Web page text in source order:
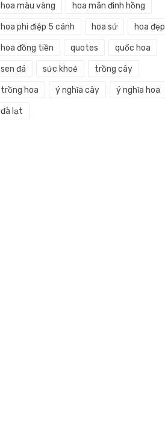
hoa màu vàng hoa mãn đình hồng
hoa phi điệp 5 cánh hoa sứ hoa đẹp
hoa đồng tiền quotes quốc hoa
sen đá sức khoẻ trồng cây
trồng hoa ý nghĩa cây ý nghĩa hoa
đà lạt